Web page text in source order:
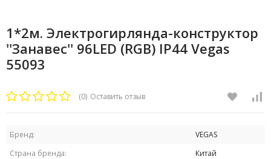
1*2м. Электрогирлянда-конструктор
''Занавес'' 96LED (RGB) IP44 Vegas
55093
(0) Оставить отзыв
Бренд:
VEGAS
Страна бренда:
Китай